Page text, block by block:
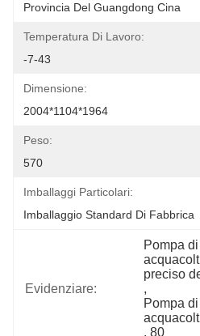
Provincia Del Guangdong Cina
Temperatura Di Lavoro:
-7-43
Dimensione:
2004*1104*1964
Peso:
570
Imballaggi Particolari:
Imballaggio Standard Di Fabbrica
Evidenziare:
Pompa
preciso
,
Pompa
, 80